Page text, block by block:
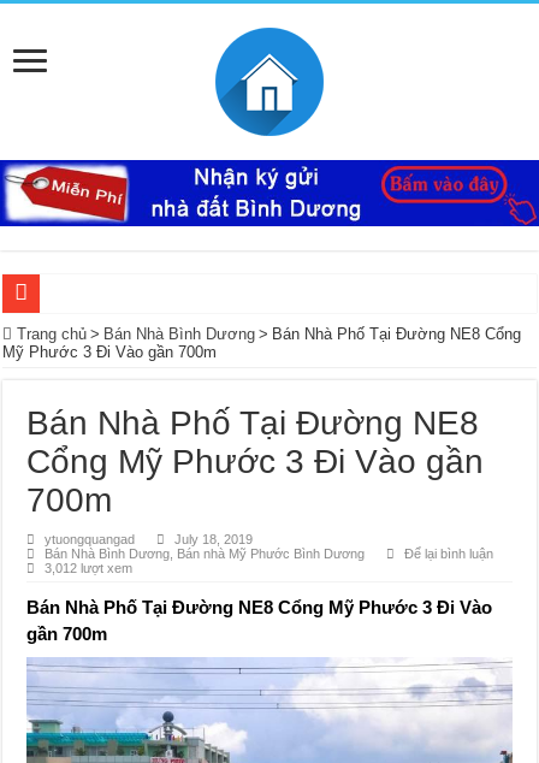
Ký Gửi Đất Bình Dương Miễn Phí giúp mua bán nhanh
Mua bán – nhận kí gửi đất Tân Định, Thới Hòa – Bến Cát, Bình Dương giá cao,
Nhà Ecolakes cho thuê, nhà hoàn thiện mới đẹp tại Mỹ Phước Bình Dương
Mua bán, nhận ký gửi nhà đất đường D4C Mỹ Phước 4, Thới Hòa, Bến Cát,
Đất Bình Dương giá rẻ khiến người mua bị sốc
Nhận ký gửi đất Green River City, Thới Hòa, Bến Cát, Bình Dương
Trang chủ > Bán Nhà Bình Dương > Bán Nhà Phố Tại Đường NE8 Cổng
Mỹ Phước 3 Đi Vào gần 700m
Bán Nhà Phố Tại Đường NE8
Cổng Mỹ Phước 3 Đi Vào gần
700m
ytuongquangad
July 18, 2019
Bán Nhà Bình Dương
Bán nhà Mỹ Phước Bình Dương
Để lại bình luận
3,012 lượt xem
Bán Nhà Phố Tại Đường NE8 Cổng Mỹ Phước 3 Đi Vào
gần 700m